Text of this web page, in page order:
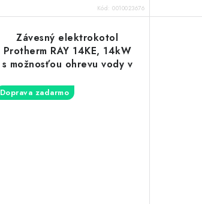
Kód:0010023676
Závesný elektrokotol
Protherm RAY 14KE, 14kW
s možnosťou ohrevu vody v
Doprava zadarmo